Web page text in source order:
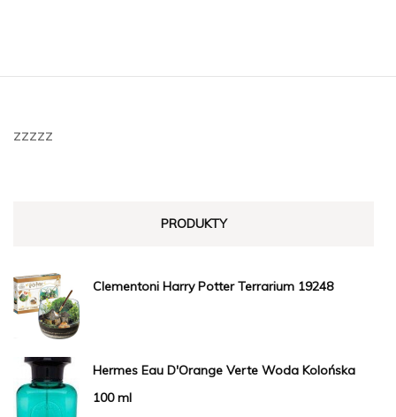
zzzzz
PRODUKTY
Clementoni Harry Potter Terrarium 19248
Hermes Eau D'Orange Verte Woda Kolońska
100 ml